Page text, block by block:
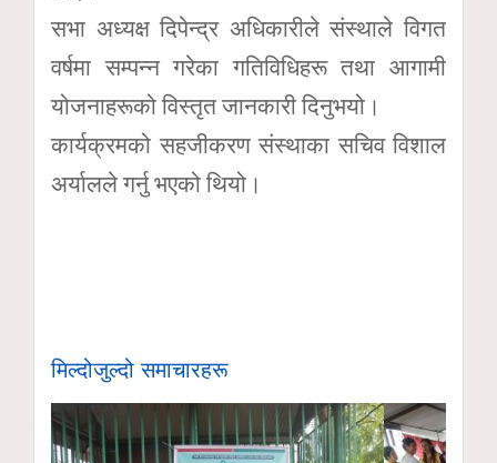
सभा अध्यक्ष दिपेन्द्र अधिकारीले संस्थाले विगत
वर्षमा सम्पन्न गरेका गतिविधिहरू तथा आगामी
योजनाहरूको विस्तृत जानकारी दिनुभयो।
कार्यक्रमको सहजीकरण संस्थाका सचिव विशाल
अर्यालले गर्नु भएको थियो।
मिल्दोजुल्दो समाचारहरू